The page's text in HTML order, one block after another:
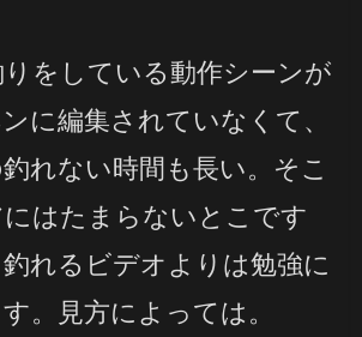
をしている動作シーンが
に編集されていなくて、
れない時間も長い。そこ
はたまらないとこです
れるビデオよりは勉強に
。見方によっては。